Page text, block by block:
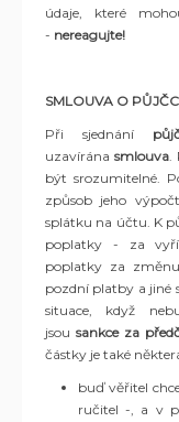
údaje, které
- nereagujte!
SMLOUVA O
Při sjednání
uzavíránasmlouva.
být srozumitelné.
způsob jeho
splátku na účtu. K
poplatky - za
poplatky za
pozdní platby a jiné
situace, když
jsou sankce za
částky je také
buď věřitel
ručitel -, a v